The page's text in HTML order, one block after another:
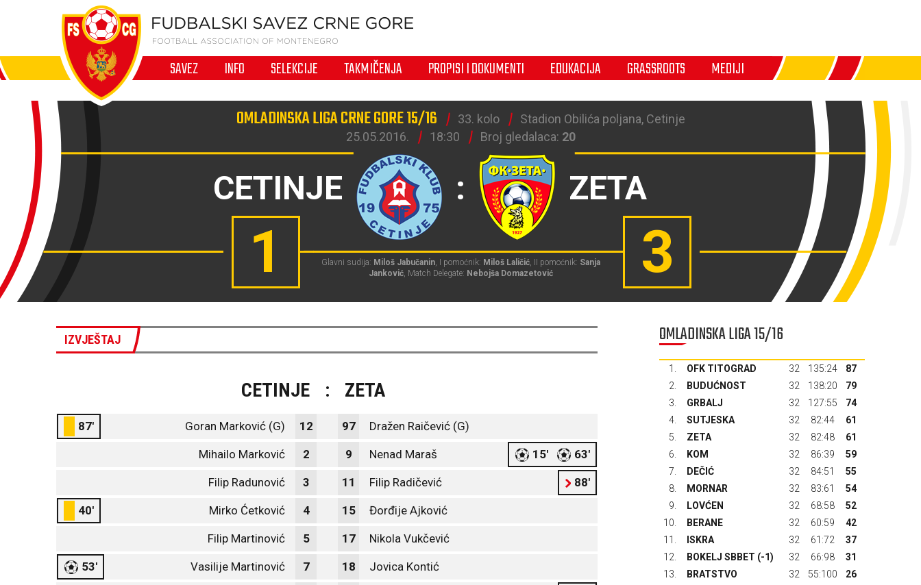
SAVEZ INFO SELEKCIJE TAKMIČENJA PROPISI I DOKUMENTI EDUKACIJA GRASSROOTS MEDIJI
OMLADINSKA LIGA CRNE GORE 15/16 33. kolo
Stadion Obilića poljana, Cetinje
25.05.2016.
18:30 Broj gledalaca: 20
CETINJE : ZETA
1 3
Glavni sudija: Miloš Jabučanin, I pomoćnik: Miloš Laličić, II pomoćnik: Sanja
Janković, Match Delegate: Nebojša Domazetović
IZVJEŠTAJ
CETINJE : ZETA
87' Goran Marković (G) 12 97 Dražen Raičević (G)
Mihailo Marković 2 9 Nenad Maraš 15' 63'
Filip Radunović 3 11 Filip Radičević 88'
40' Mirko Ćetković 4 15 Đorđije Ajković
Filip Martinović 5 17 Nikola Vukčević
53' Vasilije Martinović 7 18 Jovica Kontić
OMLADINSKA LIGA 15/16
1. OFK TITOGRAD 32 135:24
87
2.
BUDUĆNOST 32 138:20
79
3.
GRBALJ 32 127:55
74
4.
SUTJESKA 32 82:44
61
5.
ZETA 32 82:48
61
6.
KOM 32 86:39
59
7.
DEČIĆ 32 84:51
55
8.
MORNAR 32 83:61
54
9.
LOVĆEN 32 68:58
52
10.
BERANE 32 60:59
42
11.
ISKRA 32 61:72
37
12.
BOKELJ SBBET (-1) 32 66:98
31
13.
BRATSTVO 32 55:100
26